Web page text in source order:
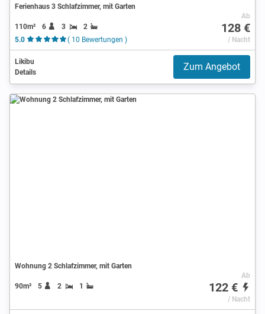
Ferienhaus 3 Schlafzimmer, mit Garten
110m² 6 3
2
5.0
( 10 Bewertungen )
Ab
128 €
/ Nacht
Likibu
Details
Zum Angebot
Wohnung 2 Schlafzimmer, mit Garten
90m² 5 2 1
Ab
122 €
/ Nacht